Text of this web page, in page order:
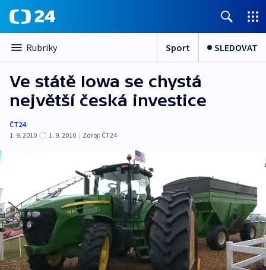
Rubriky Sport SLEDOVAT
Ve státě Iowa se chystá
největší česká investice
ČT24
1. 9. 2010
1. 9. 2010 | Zdroj: ČT24